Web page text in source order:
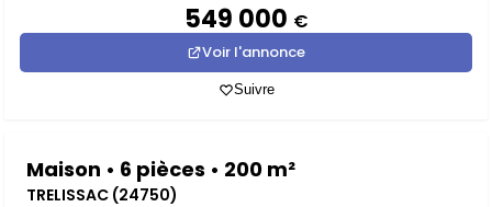
549 000 €
Voir l'annonce
Suivre
Maison • 6 pièces • 200 m²
TRELISSAC (24750)